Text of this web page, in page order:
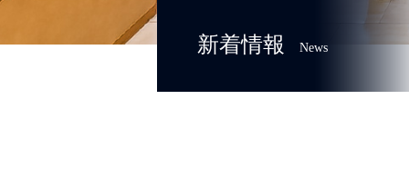
新着情報 News